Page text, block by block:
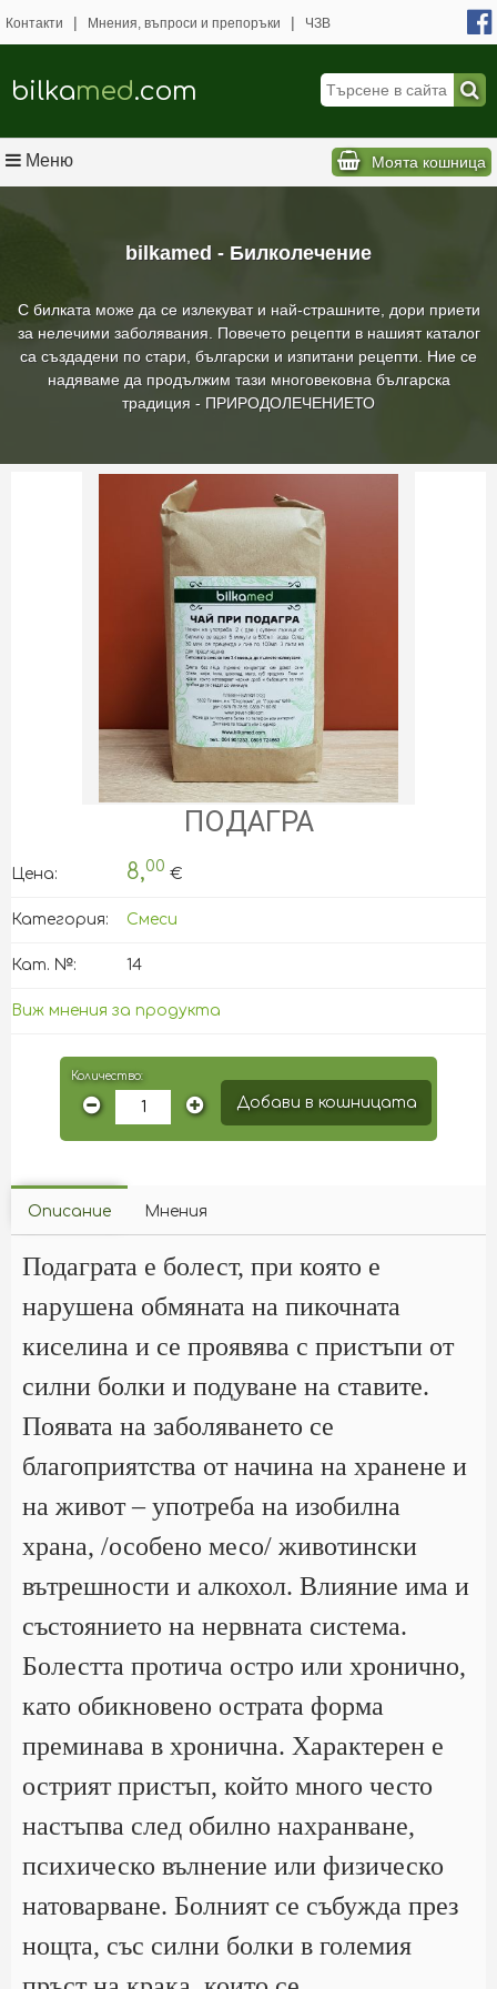
bilkamed - Билколечение
С билката може да се излекуват и най-страшните, дори приети
за нелечими заболявания. Повечето рецепти в нашият каталог
са създадени по стари, български и изпитани рецепти. Ние се
надяваме да продължим тази многовековна българска
традиция - ПРИРОДОЛЕЧЕНИЕТО
Контакти | Мнения, въпроси и препоръки | ЧЗВ
bilkamed.com
Меню Моята кошница
ПОДАГРА
Цена: 8,00 €
Категория: Смеси
Кат. №: 14
Виж мнения за продукта
Количество:
Добави в кошницата
Описание Мнения
Подаграта е болест, при която е
нарушена обмяната на пикочната
киселина и се проявява с пристъпи от
силни болки и подуване на ставите.
Появата на заболяването се
благоприятства от начина на хранене и
на живот – употреба на изобилна
храна, /особено месо/ животински
вътрешности и алкохол. Влияние има и
състоянието на нервната система.
Болестта протича остро или хронично,
като обикновено острата форма
преминава в хронична. Характерен е
острият пристъп, който много често
настъпва след обилно нахранване,
психическо вълнение или физическо
натоварване. Болният се събужда през
нощта, със силни болки в големия